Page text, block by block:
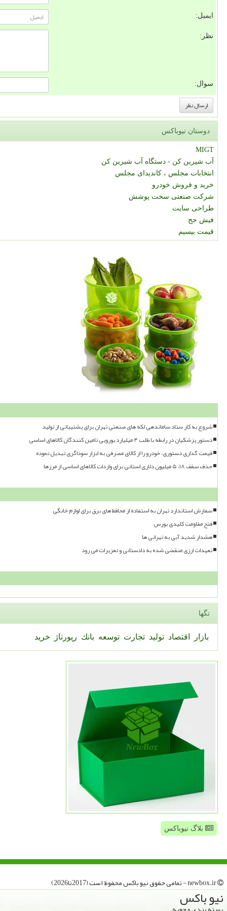
ایمیل:
نظر:
سوال:
دوستان نیوباکس
MIGT
آب شیرین کن - دستگاه آب شیرین کن
انتخابات مجلس ، کاندیدای مجلس
خرید و فروش خودرو
شرکت صنعتی سخت پوشش
طراحی سایت
فیش حج
قیمت بیسیم
شروع به کار ستاد ساماندهی لکه های صنعتی تهران برای پشتیبانی از تولید
دستور پزشکیان در رابطه با طلب ۴ میلیارد یورویی تامین کنندگان کالاهای اساسی
قیمت گذاری دستوری، خودرو را از کالای مصرفی به ابزار سوداگری تبدیل نموده
حذف سقف ۱۸، ۵ میلیون دلاری استانی برای واردات کالاهای اساسی از مرزها
سفارش استاندارد تهران به استفاده از محافظ های برق برای لوازم خانگی
فتح مقاومت کلیدی بورس
هشدار شدید آبی به تهرانی ها
تعهدات ارزی منقضی شده به دادستانی و تعزیرات می رود
تگها
بازار اقتصاد تولید تجارت توسعه بانك رپورتاژ خرید
بلاگ نیوباکس
نیو باكس